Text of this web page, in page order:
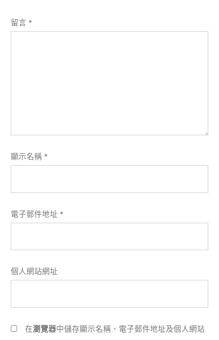
留言 *
顯示名稱 *
電子郵件地址 *
個人網站網址
在瀏覽器中儲存顯示名稱、電子郵件地址及個人網站